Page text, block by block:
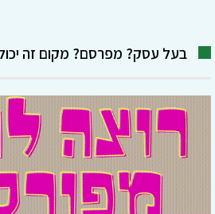
בעל עסק? מפרסם? מקום זה